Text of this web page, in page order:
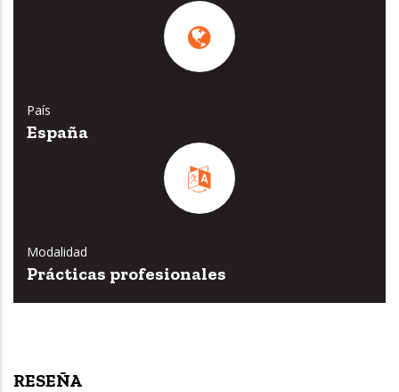
País
España
Modalidad
Prácticas profesionales
RESEÑA